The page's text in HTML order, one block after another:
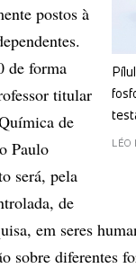
LÉO
postos à
de forma
titular
de
Paulo
será, pela
de
em seres
sobre diferentes